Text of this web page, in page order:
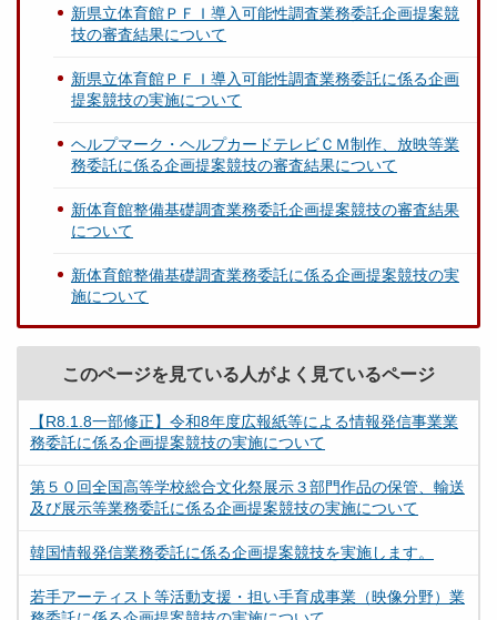
新県立体育館ＰＦＩ導入可能性調査業務委託企画提案競
技の審査結果について
新県立体育館ＰＦＩ導入可能性調査業務委託に係る企画
提案競技の実施について
ヘルプマーク・ヘルプカードテレビＣＭ制作、放映等業
務委託に係る企画提案競技の審査結果について
新体育館整備基礎調査業務委託企画提案競技の審査結果
について
新体育館整備基礎調査業務委託に係る企画提案競技の実
施について
このページを見ている人がよく見ているページ
【R8.1.8一部修正】令和8年度広報紙等による情報発信事業業
務委託に係る企画提案競技の実施について
第５０回全国高等学校総合文化祭展示３部門作品の保管、輸送
及び展示等業務委託に係る企画提案競技の実施について
韓国情報発信業務委託に係る企画提案競技を実施します。
若手アーティスト等活動支援・担い手育成事業（映像分野）業